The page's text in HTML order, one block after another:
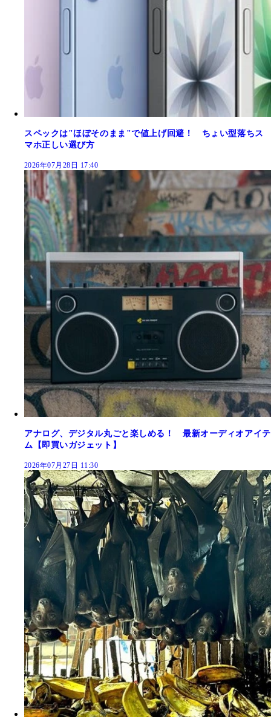
スペックは"ほぼそのまま"で値上げ回避！ ちょい型落ちス
マホ正しい選び方
2026年07月28日 17:40
アナログ、デジタル丸ごと楽しめる！ 最新オーディオアイテ
ム【即買いガジェット】
2026年07月27日 11:30